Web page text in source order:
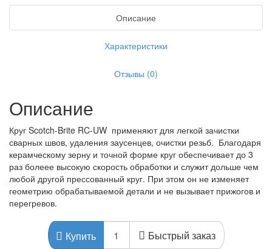
Описание
Характеристики
Отзывы (0)
Описание
Круг Scotch-Brite RC-UW применяют для легкой зачистки
сварных швов, удаления заусенцев, очистки резьб. Благодаря
керамческому зерну и точной форме круг обеспечивает до 3
раз болеее высокую скорость обработки и служит дольше чем
любой другой прессованный круг. При этом он не изменяет
геометрию обрабатываемой детали и не вызывает прижогов и
перегревов.
Купить Быстрый заказ